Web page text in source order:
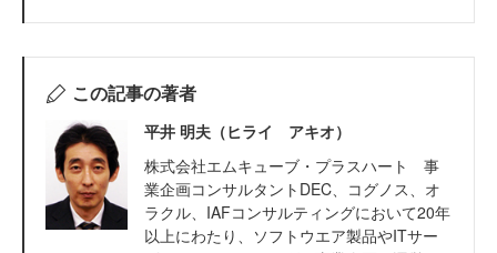
この記事の著者
平井 明夫（ヒライ アキオ）
株式会社エムキューブ・プラスハート 事
業企画コンサルタントDEC、コグノス、オ
ラクル、IAFコンサルティングにおいて20年
以上にわたり、ソフトウエア製品やITサー